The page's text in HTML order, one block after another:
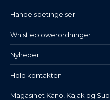
Handelsbetingelser
Whistleblowerordninger
Nyheder
Hold kontakten
Magasinet Kano, Kajak og Sup